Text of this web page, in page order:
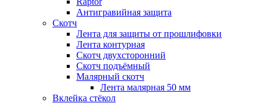
Антигравийная защита
Скотч
Лента для защиты от прошлифовки
Лента контурная
Скотч двухсторонний
Скотч подъёмный
Малярный скотч
Лента малярная 50 мм
Вклейка стёкол